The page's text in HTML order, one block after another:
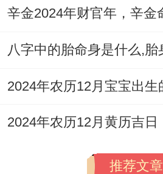
2024年农历12月黄历吉日
推荐文章